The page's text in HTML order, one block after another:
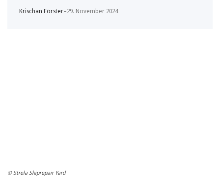
Krischan Förster–29. November 2024
© Strela Shiprepair Yard